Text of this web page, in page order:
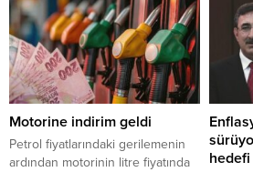
yalnızca bölgesel bir yatırım
hareketi olarak değil, Türkiye’deki
inşaat ekosistemini de etkileyen
yeni bir dalga olarak
değerlendiriliyor.
Motorine indirim geldi
Petrol fiyatlarındaki gerilemenin
ardından motorinin litre fiyatında